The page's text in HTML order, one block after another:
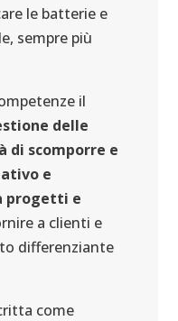
le batterie e
sempre più
il
delle
di scomporre e
e
progetti e
a clienti e
differenziante
come